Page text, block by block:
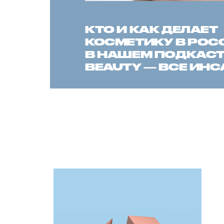
КТО И КАК ДЕЛАЕТ
КОСМЕТИКУ В
В НАШЕМ
BEAUTY — ВСЕ